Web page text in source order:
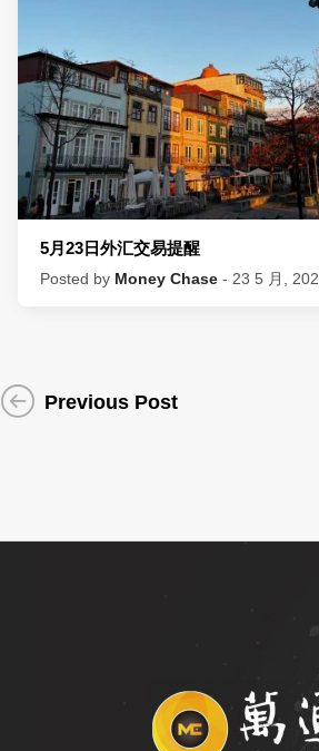
5月23日外汇交易提醒
Posted by Money Chase - 23 5 月,
Previous Post